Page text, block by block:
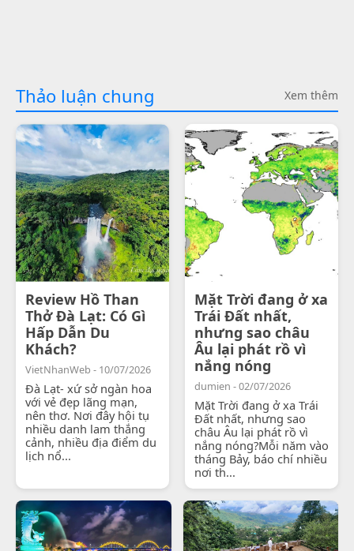
Thảo luận chung Xem thêm
Review Hồ Than
Thở Đà Lạt: Có Gì
Hấp Dẫn Du
Khách?
VietNhanWeb - 10/07/2026
Đà Lạt- xứ sở ngàn hoa
với vẻ đẹp lãng mạn,
nên thơ. Nơi đây hội tụ
nhiều danh lam thắng
cảnh, nhiều địa điểm du
lịch nổ...
Mặt Trời đang ở xa
Trái Đất nhất,
nhưng sao châu
Âu lại phát rồ vì
nắng nóng
dumien - 02/07/2026
Mặt Trời đang ở xa Trái
Đất nhất, nhưng sao
châu Âu lại phát rồ vì
nắng nóng?Mỗi năm vào
tháng Bảy, báo chí nhiều
nơi th...